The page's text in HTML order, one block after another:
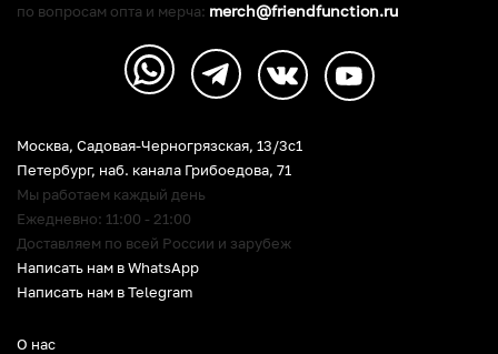
О нас
Москва, Садовая-Черногрязская, 13/3c1
Петербург, наб. канала Грибоедова, 71
Мы работаем каждый день
Ежедневно: 11:00 - 21:00
Доставляем по всей России и зарубеж
Написать нам в WhatsApp
Написать нам в Telegram
по вопросам опта и мерча: merch@friendfunction.ru